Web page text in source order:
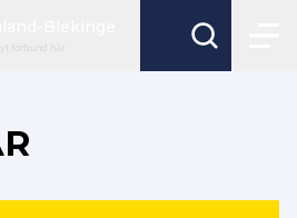
Blekinge
förbund här